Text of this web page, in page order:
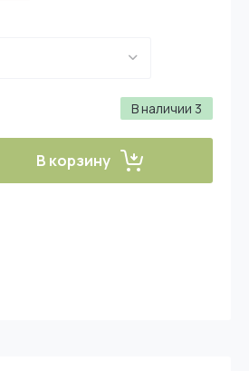
В наличии 3
В корзину